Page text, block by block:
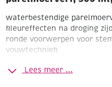
waterbestendige
kleureffecten na droging
ronde voorwerpen voor
vouwtechniek
Lees meer ...